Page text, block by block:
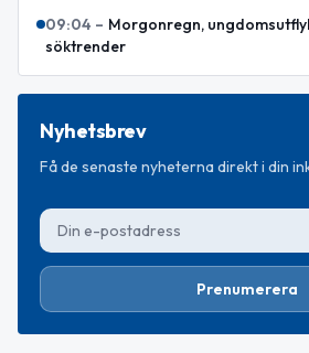
09:04 – Morgonregn,
söktrender
Nyhetsbrev
Få de senaste nyheterna direkt i din
Prenumerera